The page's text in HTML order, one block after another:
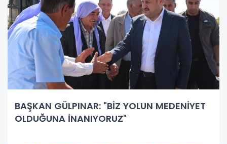
BAŞKAN GÜLPINAR: "BİZ YOLUN MEDENİYET
OLDUĞUNA İNANIYORUZ"